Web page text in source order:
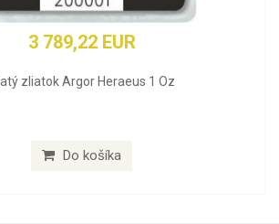
3 789,22 EUR
zliatok Argor Heraeus 1 Oz
Do košíka